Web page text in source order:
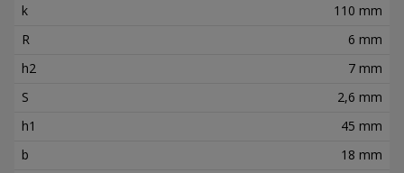
k
110 mm
R
6 mm
h2
7 mm
S
2,6 mm
h1
45 mm
b
18 mm